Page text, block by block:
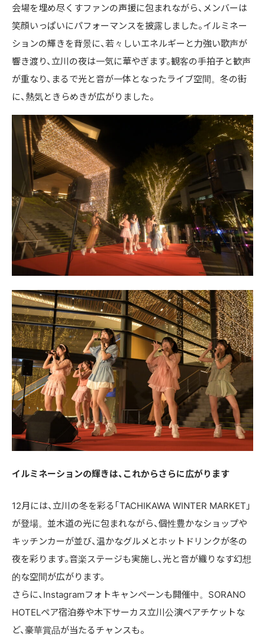
会場を埋め尽くすファンの声援に包まれながら、メンバーは
笑顔いっぱいにパフォーマンスを披露しました。イルミネー
ションの輝きを背景に、若々しいエネルギーと力強い歌声が
響き渡り、立川の夜は一気に華やぎます。観客の手拍子と歓声
が重なり、まるで光と音が一体となったライブ空間。冬の街
に、熱気ときらめきが広がりました。
イルミネーションの輝きは、これからさらに広がります
12月には、立川の冬を彩る「TACHIKAWA WINTER MARKET」
が登場。並木道の光に包まれながら、個性豊かなショップや
キッチンカーが並び、温かなグルメとホットドリンクが冬の
夜を彩ります。音楽ステージも実施し、光と音が織りなす幻想
的な空間が広がります。
さらに、Instagramフォトキャンペーンも開催中。SORANO
HOTELペア宿泊券や木下サーカス立川公演ペアチケットな
ど、豪華賞品が当たるチャンスも。